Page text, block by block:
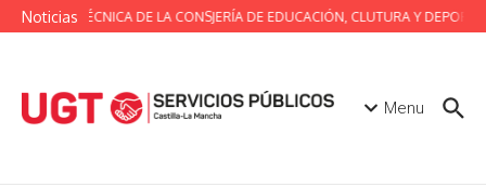
Saltar al contenido
Noticias
MESA TÉCNICA DE LA CONSJERÍA DE EDUCACIÓN, CLUTURA Y
Menu